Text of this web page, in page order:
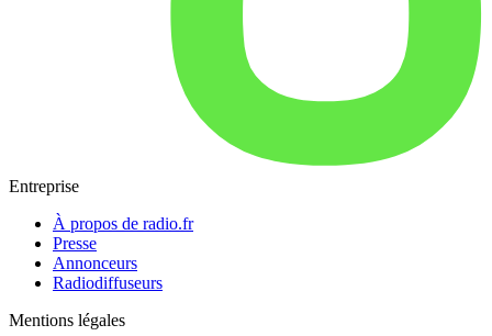
Entreprise
À propos de radio.fr
Presse
Annonceurs
Radiodiffuseurs
Mentions légales